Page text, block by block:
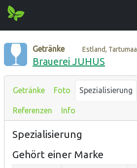
Getränke Estland, Tartumaa
Brauerei JUHUS
Getränke Foto Spezialisierung
Referenzen Info
Spezialisierung
Gehört einer Marke